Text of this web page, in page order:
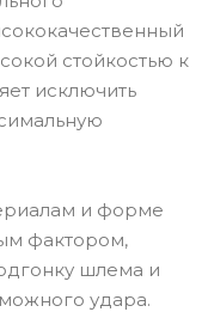
стойкостью к
исключить
и форме
фактором,
шлема и
удара.